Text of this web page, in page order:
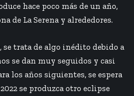
hace poco más de un año,
de La Serena y alrededores.
se trata de algo inédito debido a
se dan muy seguidos y casi
los años siguientes, se espera
se produzca otro eclipse